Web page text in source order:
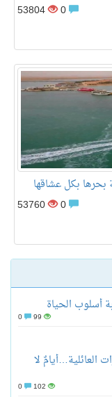
53804
بكل عشاقها
53760
أسلوب الحياة
99
العائلية…أيامٌ لا
102